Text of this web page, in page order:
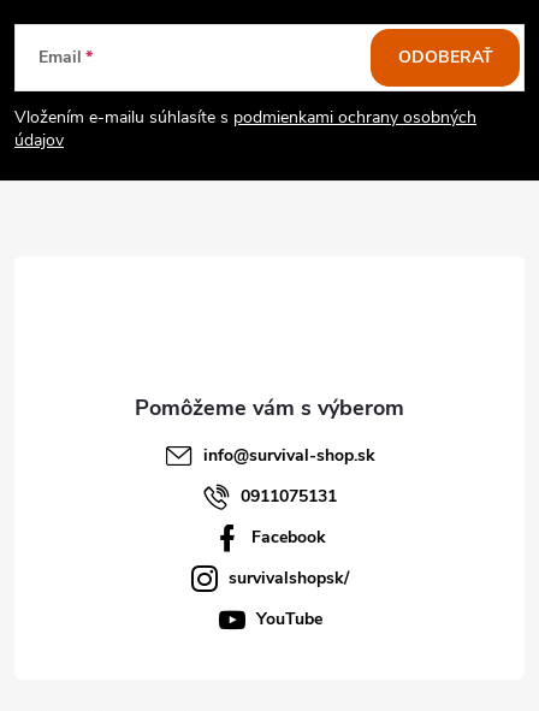
Z
á
p
Email
Vložením e-mailu súhlasíte s podmienkami ochrany osobných
údajov
ODOBERAŤ
info@survival-shop.sk
0911075131
Facebook
survivalshopsk/
YouTube